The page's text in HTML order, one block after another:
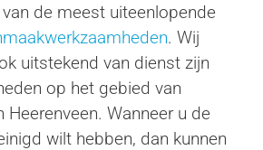
de meest uiteenlopende
. Wij
uitstekend van dienst zijn
op het gebied van
Heerenveen. Wanneer u de
wilt hebben, dan kunnen